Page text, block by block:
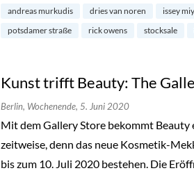
andreas murkudis dries van noren issey
potsdamer straße
rick owens stocksale
Kunst trifft Beauty: The
Berlin, Wochenende, 5. Juni 2020
Mit dem Gallery Store bekommt Beauty
zeitweise, denn das neue Kosmetik-
bis zum 10. Juli 2020 bestehen. Die